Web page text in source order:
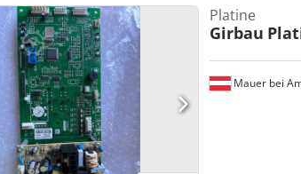
Mauer bei
Platine
Girbau